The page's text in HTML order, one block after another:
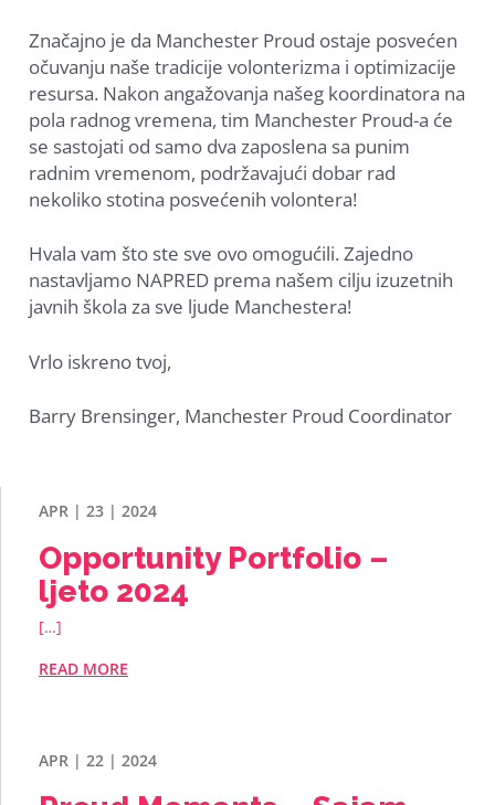
Značajno je da Manchester Proud ostaje posvećen
očuvanju naše tradicije volonterizma i optimizacije
resursa. Nakon angažovanja našeg koordinatora na
pola radnog vremena, tim Manchester Proud-a će
se sastojati od samo dva zaposlena sa punim
radnim vremenom, podržavajući dobar rad
nekoliko stotina posvećenih volontera!
Hvala vam što ste sve ovo omogućili. Zajedno
nastavljamo NAPRED prema našem cilju izuzetnih
javnih škola za sve ljude Manchestera!
Vrlo iskreno tvoj,
Barry Brensinger, Manchester Proud Coordinator
APR | 23 | 2024
Opportunity Portfolio –
ljeto 2024
[…]
READ MORE
APR | 22 | 2024